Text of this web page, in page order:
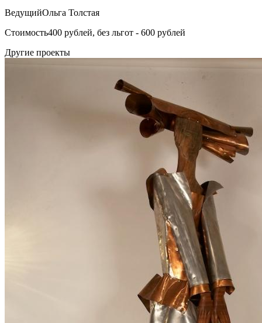
ВедущийОльга Толстая
Стоимость400 рублей, без льгот - 600 рублей
Другие проекты